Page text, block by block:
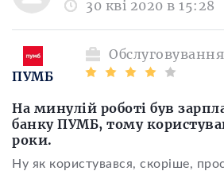
30 кві 2020 в 15:28
Обслуговування
ПУМБ
На минулій роботі був
банку ПУМБ, тому
роки.
Ну як користувався, скоріше,